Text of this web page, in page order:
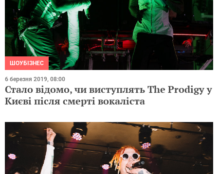
ШОУБІЗНЕС
6 березня 2019, 08:00
Стало відомо, чи виступлять The Prodigy у
Києві після смерті вокаліста